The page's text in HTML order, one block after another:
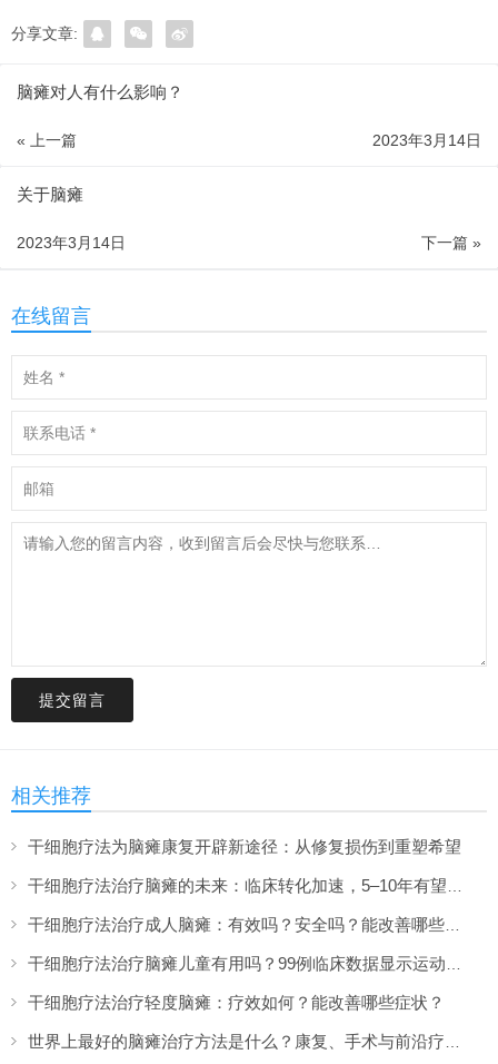
分享文章:
脑瘫对人有什么影响？
« 上一篇 2023年3月14日
关于脑瘫
下一篇 »
2023年3月14日
在线留言
提交留言
相关推荐
干细胞疗法为脑瘫康复开辟新途径：从修复损伤到重塑希望
干细胞疗法治疗脑瘫的未来：临床转化加速，5–10年有望上市
干细胞疗法治疗成人脑瘫：有效吗？安全吗？能改善哪些症状？
干细胞疗法治疗脑瘫儿童有用吗？99例临床数据显示运动功能提升超两倍
干细胞疗法治疗轻度脑瘫：疗效如何？能改善哪些症状？
世界上最好的脑瘫治疗方法是什么？康复、手术与前沿疗法的全面盘点